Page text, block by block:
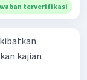
terverifikasi
kajian